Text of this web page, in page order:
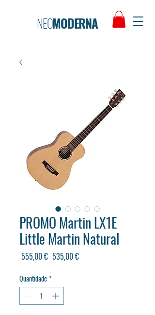
NEOMODERNA
PROMO Martin LX1E
Little Martin Natural
555,00 € Preço
535,00 €Preço
Quantidade*